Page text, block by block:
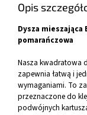
Opis
Dysza mieszająca
pomarańczowa
Nasza kwadratowa
zapewnia łatwą i
wymaganiami. To
przeznaczone do
podwójnych